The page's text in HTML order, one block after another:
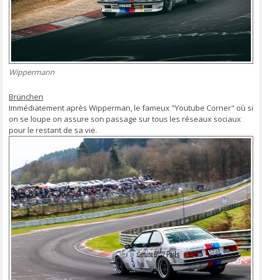
Wippermann
Brünchen
Immédiatement après Wipperman, le fameux "Youtube Corner" où si
on se loupe on assure son passage sur tous les réseaux sociaux
pour le restant de sa vie.